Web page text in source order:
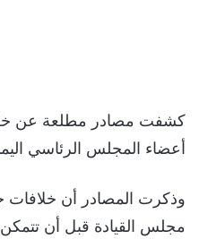
كشفت مصادر مطلعة عن
أعضاء المجلس الرئاسي
وذكرت المصادر أن خلافات
مجلس القيادة قبل أن